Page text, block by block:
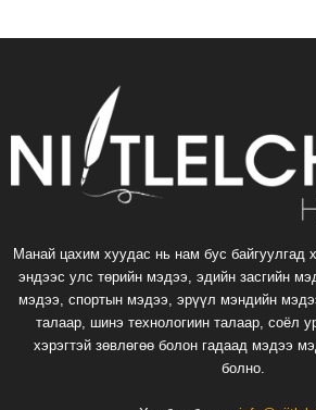
Манай цахим хуудас нь нам бус байгуулгад
эндээс улс төрийн мэдээ, эдийн засгийн
мэдээ, спортын мэдээ, эрүүл мэндийн
талаар, шинэ технологиин талаар, соёл
хэрэгтэй зөвлөгөө болон гадаад мэдээ
болно.